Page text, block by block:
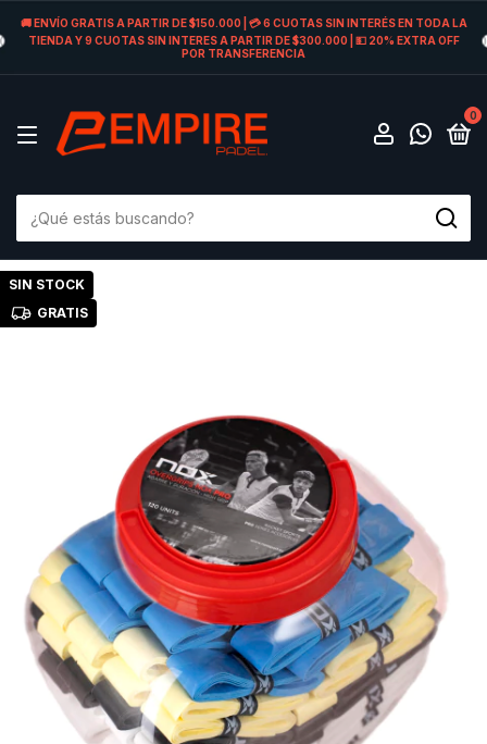
🚚 ENVÍO GRATIS A PARTIR DE $150.000 | 💳 6 CUOTAS SIN INTERÉS EN TODA LA
TIENDA Y 9 CUOTAS SIN INTERES A PARTIR DE $300.000 | 💵 20% EXTRA OFF
POR TRANSFERENCIA
0
SIN STOCK
GRATIS